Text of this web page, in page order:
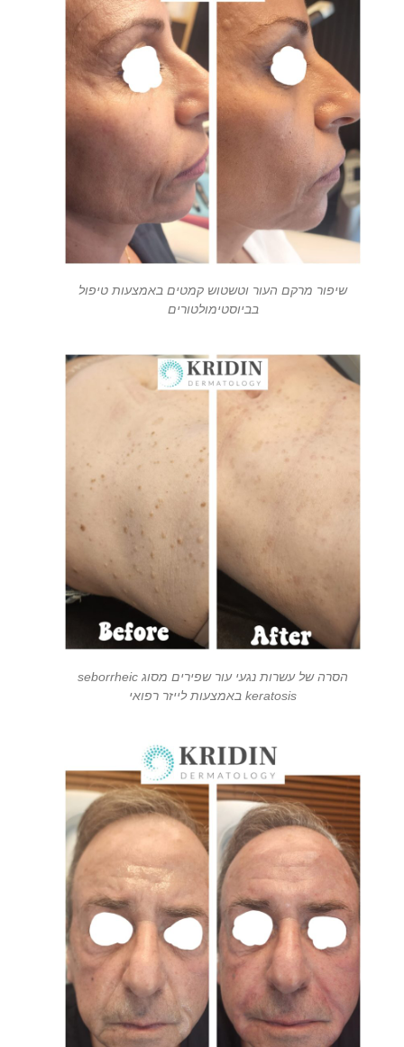
שיפור מרקם העור וטשטוש קמטים באמצעות טיפול
בביוסטימולטורים
הסרה של עשרות נגעי עור שפירים מסוג seborrheic
keratosis באמצעות לייזר רפואי